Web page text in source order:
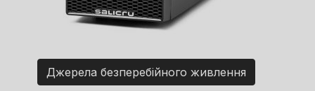
Джерела безперебійного живлення